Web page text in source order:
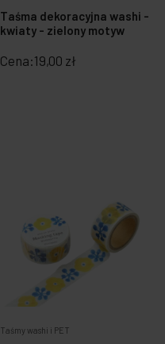
Taśma dekoracyjna washi -
kwiaty - zielony motyw
Cena:19,00 zł
Taśmy washi i PET